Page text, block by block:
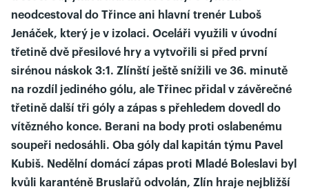
neodcestoval do Třince ani hlavní trenér Luboš
Jenáček, který je v izolaci. Oceláři využili v úvodní
třetině dvě přesilové hry a vytvořili si před první
sirénou náskok 3:1. Zlínští ještě snížili ve 36. minutě
na rozdíl jediného gólu, ale Třinec přidal v závěrečné
třetině další tři góly a zápas s přehledem dovedl do
vítězného konce. Berani na body proti oslabenému
soupeři nedosáhli. Oba góly dal kapitán týmu Pavel
Kubiš. Nedělní domácí zápas proti Mladé Boleslavi byl
kvůli karanténě Bruslařů odvolán, Zlín hraje nejbližší